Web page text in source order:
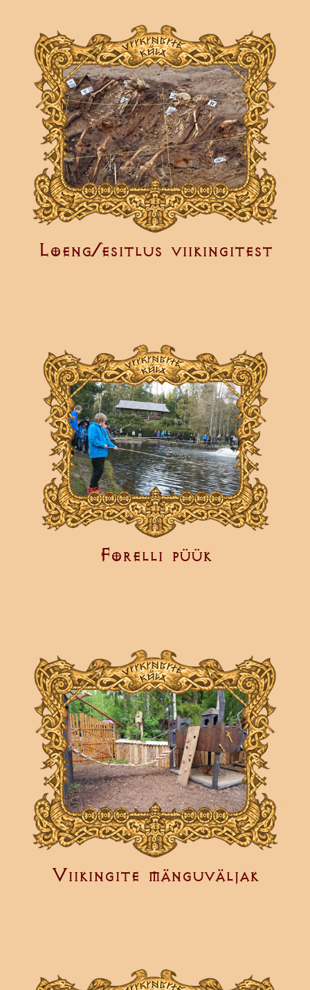
Loeng/esitlus viikingitest
Forelli püük
Viikingite mänguväljak